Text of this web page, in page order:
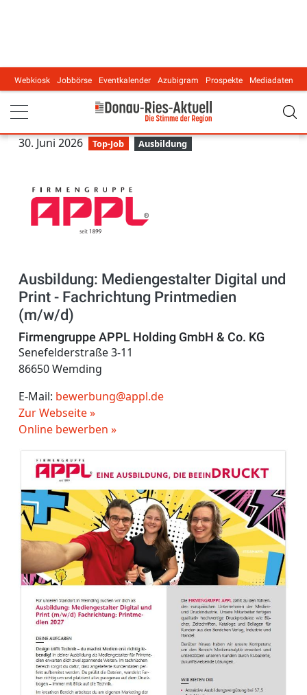
Main navigation
Webkiosk Jobbörse Eventkalender Azubigram Prospekte Mediadaten
30. Juni 2026 Top-Job Ausbildung
Ausbildung: Mediengestalter Digital und
Print - Fachrichtung Printmedien
(m/w/d)
Firmengruppe APPL Holding GmbH & Co. KG
Senefelderstraße 3-11
86650 Wemding
E-Mail: bewerbung@appl.de
Zur Webseite »
Online bewerben »